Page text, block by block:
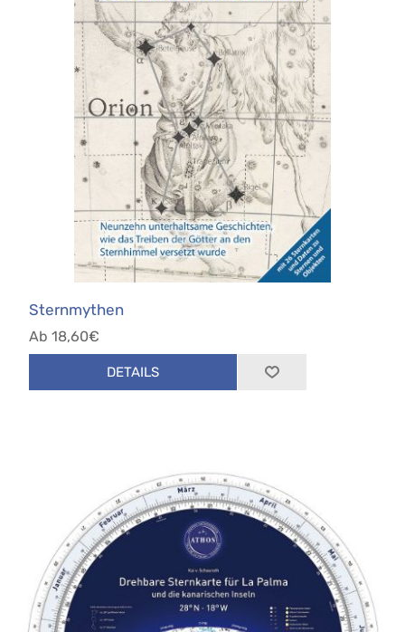
Sternmythen
Ab 18,60€
DETAILS